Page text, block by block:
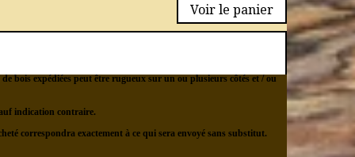
Voir le panier
bois expédiées peut être rugueux sur un ou plusieurs côtés et / ou
indication contraire.
correspondra exactement à ce qui sera envoyé sans substitut.